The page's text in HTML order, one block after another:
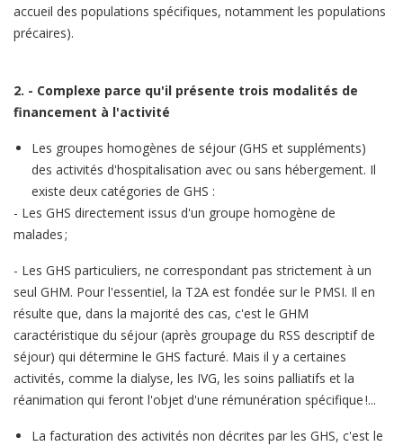
accueil des populations spécifiques, notamment les populations
précaires).
2. - Complexe parce qu'il présente trois modalités de
financement à l'activité
Les groupes homogènes de séjour (GHS et suppléments)
des activités d'hospitalisation avec ou sans hébergement. Il
existe deux catégories de GHS :
- Les GHS directement issus d'un groupe homogène de
malades ;
- Les GHS particuliers, ne correspondant pas strictement à un
seul GHM. Pour l'essentiel, la T2A est fondée sur le PMSI. Il en
résulte que, dans la majorité des cas, c'est le GHM
caractéristique du séjour (après groupage du RSS descriptif de
séjour) qui détermine le GHS facturé. Mais il y a certaines
activités, comme la dialyse, les IVG, les soins palliatifs et la
réanimation qui feront l'objet d'une rémunération spécifique !...
La facturation des activités non décrites par les GHS, c'est le